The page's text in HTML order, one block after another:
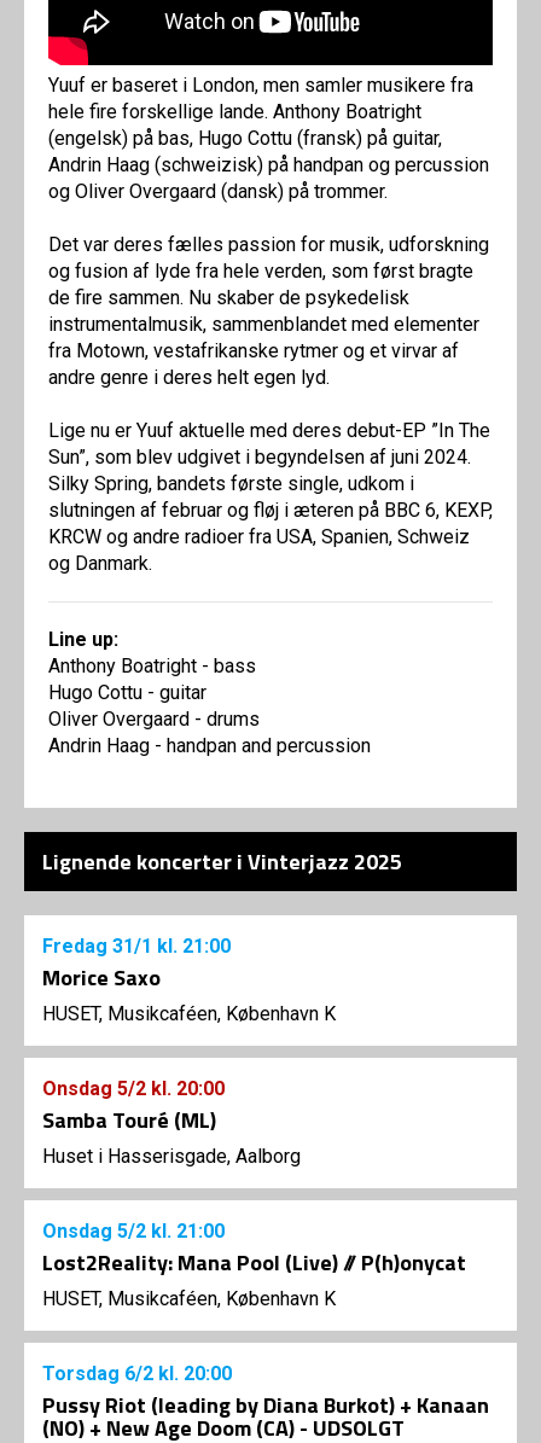
Yuuf er baseret i London, men samler musikere fra
hele fire forskellige lande. Anthony Boatright
(engelsk) på bas, Hugo Cottu (fransk) på guitar,
Andrin Haag (schweizisk) på handpan og percussion
og Oliver Overgaard (dansk) på trommer.
Det var deres fælles passion for musik, udforskning
og fusion af lyde fra hele verden, som først bragte
de fire sammen. Nu skaber de psykedelisk
instrumentalmusik, sammenblandet med elementer
fra Motown, vestafrikanske rytmer og et virvar af
andre genre i deres helt egen lyd.
Lige nu er Yuuf aktuelle med deres debut-EP ”In The
Sun”, som blev udgivet i begyndelsen af juni 2024.
Silky Spring, bandets første single, udkom i
slutningen af februar og fløj i æteren på BBC 6, KEXP,
KRCW og andre radioer fra USA, Spanien, Schweiz
og Danmark.
Line up:
Anthony Boatright - bass
Hugo Cottu - guitar
Oliver Overgaard - drums
Andrin Haag - handpan and percussion
Lignende koncerter i Vinterjazz 2025
Fredag 31/1 kl. 21:00
Morice Saxo
HUSET, Musikcaféen, København K
Onsdag 5/2 kl. 20:00
Samba Touré (ML)
Huset i Hasserisgade, Aalborg
Onsdag 5/2 kl. 21:00
Lost2Reality: Mana Pool (Live) // P(h)onycat
HUSET, Musikcaféen, København K
Torsdag 6/2 kl. 20:00
Pussy Riot (leading by Diana Burkot) + Kanaan
(NO) + New Age Doom (CA) - UDSOLGT